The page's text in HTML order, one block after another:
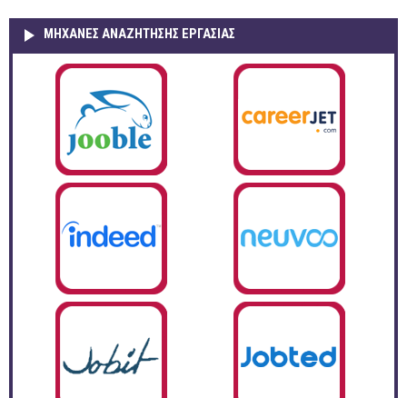
ΜΗΧΑΝΕΣ ΑΝΑΖΗΤΗΣΗΣ ΕΡΓΑΣΙΑΣ